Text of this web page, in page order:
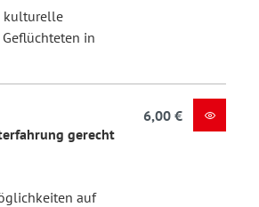
kulturelle
in
gerecht
auf
6,00 €